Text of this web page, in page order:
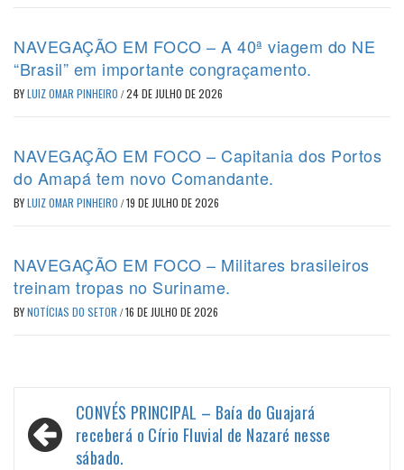
NAVEGAÇÃO EM FOCO – A 40ª viagem do NE
“Brasil” em importante congraçamento.
BYLUIZ OMAR PINHEIRO /24 DE JULHO DE 2026
NAVEGAÇÃO EM FOCO – Capitania dos Portos
do Amapá tem novo Comandante.
BYLUIZ OMAR PINHEIRO /19 DE JULHO DE 2026
NAVEGAÇÃO EM FOCO – Militares brasileiros
treinam tropas no Suriname.
BYNOTÍCIAS DO SETOR /16 DE JULHO DE 2026
Navegação
de
CONVÉS PRINCIPAL – Baía do Guajará
receberá o Círio Fluvial de Nazaré nesse
sábado.